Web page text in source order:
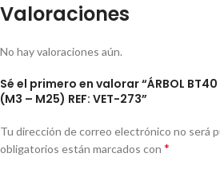
Valoraciones
No hay valoraciones aún.
Sé el primero en valorar “ÁRBOL BT40
(M3 – M25) REF: VET-273”
Tu dirección de correo electrónico no será
obligatorios están marcados con *